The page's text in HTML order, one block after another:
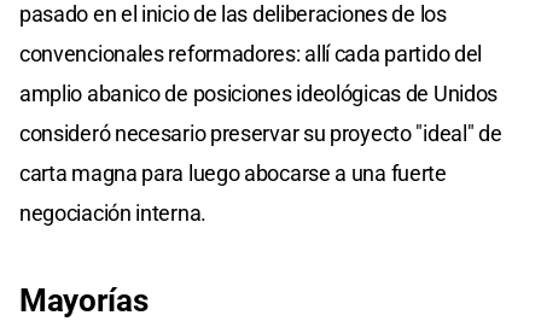
pasado en el inicio de las deliberaciones de los
convencionales reformadores: allí cada partido del
amplio abanico de posiciones ideológicas de Unidos
consideró necesario preservar su proyecto "ideal" de
carta magna para luego abocarse a una fuerte
negociación interna.
Mayorías